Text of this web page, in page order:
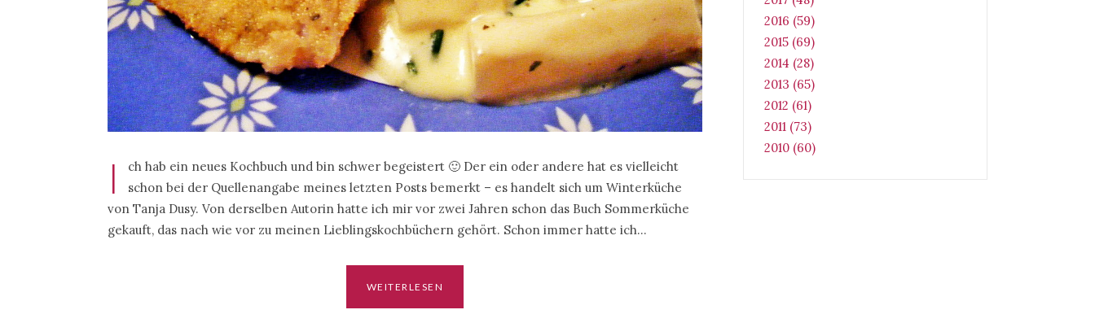
I
ch hab ein neues Kochbuch und bin schwer begeistert 🙂 Der ein oder andere hat es vielleicht
schon bei der Quellenangabe meines letzten Posts bemerkt – es handelt sich um Winterküche
von Tanja Dusy. Von derselben Autorin hatte ich mir vor zwei Jahren schon das Buch Sommerküche
gekauft, das nach wie vor zu meinen Lieblingskochbüchern gehört. Schon immer hatte ich…
WEITERLESEN
2016 (59)
2015 (69)
2014 (28)
2013 (65)
2012 (61)
2011 (73)
2010 (60)